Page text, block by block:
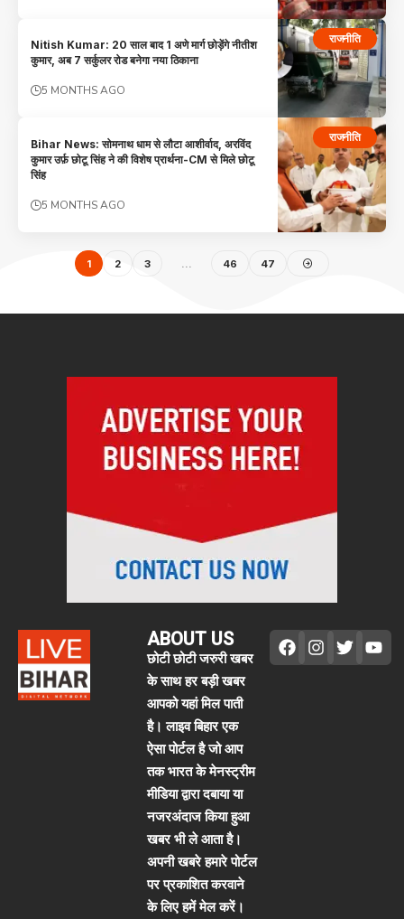
राजनीति
Nitish Kumar: 20 साल बाद 1 अणे मार्ग छोड़ेंगे नीतीश
कुमार, अब 7 सर्कुलर रोड बनेगा नया ठिकाना
5 MONTHS AGO
राजनीति
Bihar News: सोमनाथ धाम से लौटा आशीर्वाद, अरविंद
कुमार उर्फ़ छोटू सिंह ने की विशेष प्रार्थना-CM से मिले छोटू
सिंह
5 MONTHS AGO
1 2 3 46 47
ABOUT US
छोटी छोटी जरुरी खबर
के साथ हर बड़ी खबर
आपको यहां मिल पाती
है। लाइव बिहार एक
ऐसा पोर्टल है जो आप
तक भारत के मेनस्ट्रीम
मीडिया द्वारा दबाया या
नजरअंदाज किया हुआ
खबर भी ले आता है।
अपनी खबरे हमारे पोर्टल
पर प्रकाशित करवाने
के लिए हमें मेल करें।